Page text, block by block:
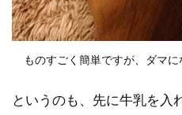
ものすごく簡単ですが、ダマ
というのも、先に牛乳を入